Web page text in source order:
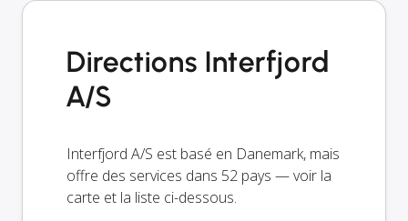
Directions Interfjord
A/S
Interfjord A/S est basé en Danemark, mais
offre des services dans 52 pays — voir la
carte et la liste ci-dessous.